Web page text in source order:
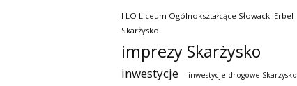
I LO Liceum Ogólnokształcące Słowacki Erbel
Skarżysko
imprezy Skarżysko
inwestycje inwestycje drogowe Skarżysko